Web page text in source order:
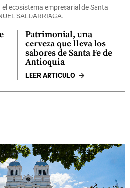
ecosistema empresarial de Santa
SALDARRIAGA.
Patrimonial, una
cerveza que lleva los
sabores de Santa Fe de
Antioquia
LEER ARTÍCULO